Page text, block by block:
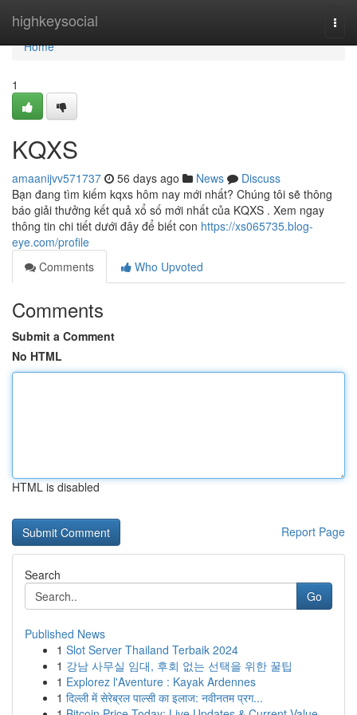
highkeysocial
Home
Home
1
KQXS
amaanijvv571737 56 days ago News
Discuss
Bạn đang tìm kiếm kqxs hôm nay mới nhất? Chúng tôi sẽ thông
báo giải thưởng kết quả xổ số mới nhất của KQXS . Xem ngay
thông tin chi tiết dưới đây để biết con https://xs065735.blog-
eye.com/profile
Comments
Who Upvoted
Comments
Submit a Comment
No HTML
HTML is disabled
Report Page
Search
Go
Published News
1 Slot Server Thailand Terbaik 2024
1 강남 사무실 임대, 후회 없는 선택을 위한 꿀팁
1 Explorez l'Aventure : Kayak Ardennes
1 दिल्ली में सेरेब्रल पाल्सी का इलाज: नवीनतम प्रग...